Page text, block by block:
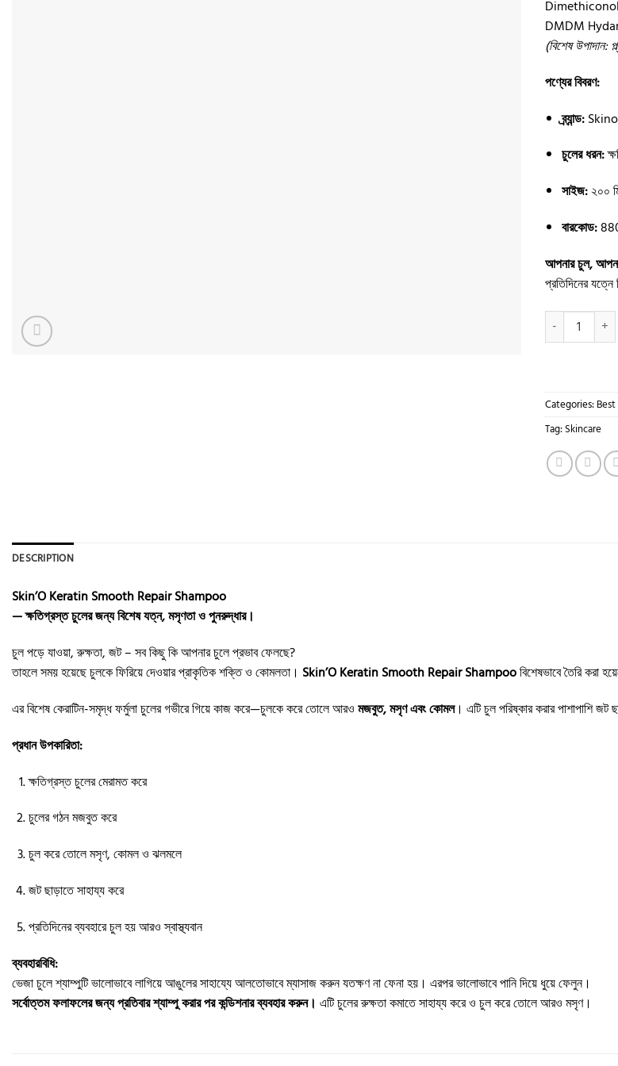
DMDM
(বিশেষ
পণ্যের বিবরণ:
ব্র্যান্ড:Skino
চুলের ধরন:
সাইজ:২০০
বারকোড:
আপনার চুল,
প্রতিদিনের
Skin'O
Categories:
Tag: Skincare
DESCRIPTION
Skin’O Keratin Smooth Repair Shampoo
— ক্ষতিগ্রস্ত চুলের জন্য বিশেষ যত্ন, মসৃণতা ও পুনরুদ্ধার।
চুল পড়ে যাওয়া, রুক্ষতা, জট – সব কিছু কি আপনার চুলে প্রভাব ফেলছে?
তাহলে সময় হয়েছে চুলকে ফিরিয়ে দেওয়ার প্রাকৃতিক শক্তি ও কোমলতা। Skin’O Keratin Smooth Repair Shampooবিশেষভাবে তৈরি করা
এর বিশেষ কেরাটিন-সমৃদ্ধ ফর্মুলা চুলের গভীরে গিয়ে কাজ করে—চুলকে করে তোলে আরওমজবুত, মসৃণ এবং কোমল। এটি চুল পরিষ্কার করার পাশাপাশি জট
প্রধান উপকারিতা:
ক্ষতিগ্রস্ত চুলের মেরামত করে
চুলের গঠন মজবুত করে
চুল করে তোলে মসৃণ, কোমল ও ঝলমলে
জট ছাড়াতে সাহায্য করে
প্রতিদিনের ব্যবহারে চুল হয় আরও স্বাস্থ্যবান
ব্যবহারবিধি:
ভেজা চুলে শ্যাম্পুটি ভালোভাবে লাগিয়ে আঙুলের সাহায্যে আলতোভাবে ম্যাসাজ করুন যতক্ষণ না ফেনা হয়। এরপর ভালোভাবে পানি দিয়ে ধুয়ে ফেলুন।
সর্বোত্তম ফলাফলের জন্য প্রতিবার শ্যাম্পু করার পর কন্ডিশনার ব্যবহার করুন। এটি চুলের রুক্ষতা কমাতে সাহায্য করে ও চুল করে তোলে আরও মসৃণ।